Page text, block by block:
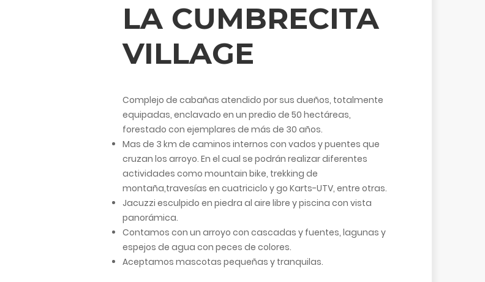
LA CUMBRECITA
VILLAGE
Complejo de cabañas atendido por sus dueños, totalmente
equipadas, enclavado en un predio de 50 hectáreas,
forestado con ejemplares de más de 30 años.
Mas de 3 km de caminos internos con vados y puentes que
cruzan los arroyo. En el cual se podrán realizar diferentes
actividades como mountain bike, trekking de
montaña,travesías en cuatriciclo y go Karts-UTV, entre otras.
Jacuzzi esculpido en piedra al aire libre y piscina con vista
panorámica.
Contamos con un arroyo con cascadas y fuentes, lagunas y
espejos de agua con peces de colores.
Aceptamos mascotas pequeñas y tranquilas.